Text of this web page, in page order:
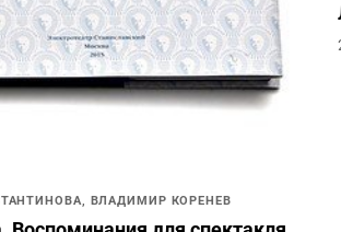
ВЛАДИМИР КОРЕНЕВ